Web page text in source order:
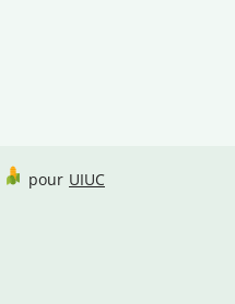
pour UIUC